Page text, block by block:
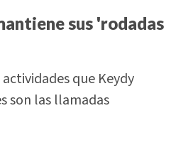
sus 'rodadas
que Keydy
son las llamadas